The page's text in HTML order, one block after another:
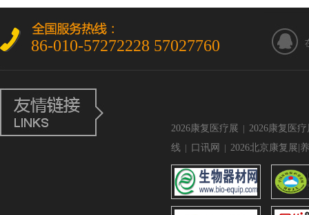
86-010-57272228 57027760
2026康复医疗展 | 2026康复医疗
线 | 口讯网 | 2026北京康复展|